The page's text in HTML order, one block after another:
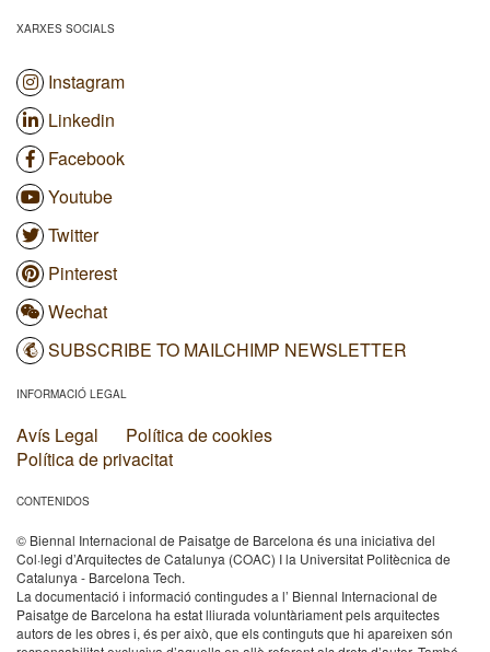
XARXES SOCIALS
Instagram
Linkedin
Facebook
Youtube
Twitter
Pinterest
Wechat
SUBSCRIBE TO MAILCHIMP NEWSLETTER
INFORMACIÓ LEGAL
Avís Legal
Política de cookies
Política de privacitat
CONTENIDOS
© Biennal Internacional de Paisatge de Barcelona és una iniciativa del
Col·legi d’Arquitectes de Catalunya (COAC) I la Universitat Politècnica de
Catalunya - Barcelona Tech.
La documentació i informació contingudes a l’ Biennal Internacional de
Paisatge de Barcelona ha estat lliurada voluntàriament pels arquitectes
autors de les obres i, és per això, que els continguts que hi apareixen són